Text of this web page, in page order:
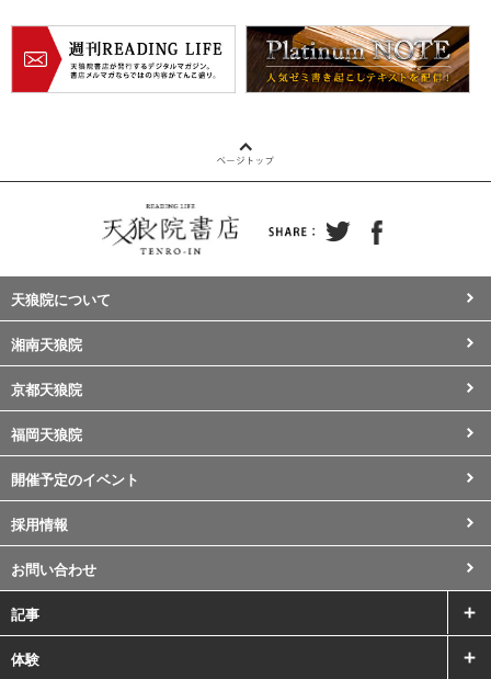
天狼院について
湘南天狼院
京都天狼院
福岡天狼院
開催予定のイベント
採用情報
お問い合わせ
記事
体験